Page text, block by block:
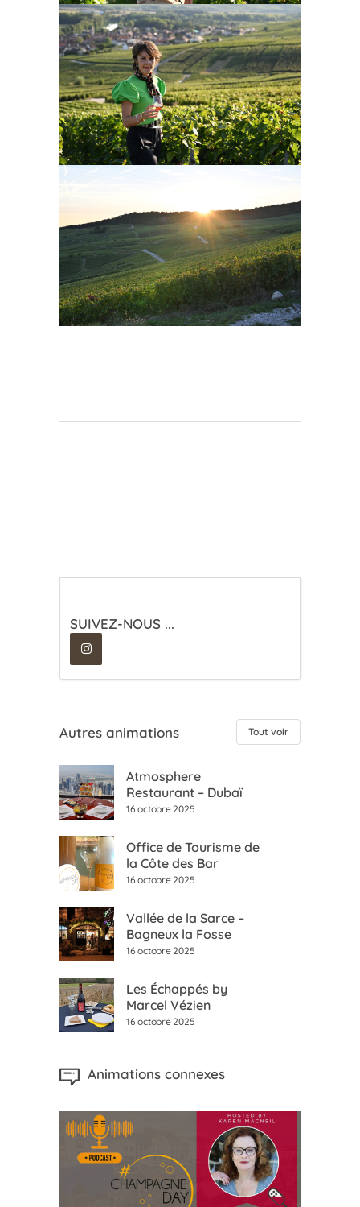
SUIVEZ-NOUS ...
Autres animations Tout voir
Atmosphere
Restaurant – Dubaï
16 octobre 2025
Office de Tourisme de
la Côte des Bar
16 octobre 2025
Vallée de la Sarce –
Bagneux la Fosse
16 octobre 2025
Les Échappés by
Marcel Vézien
16 octobre 2025
Animations connexes